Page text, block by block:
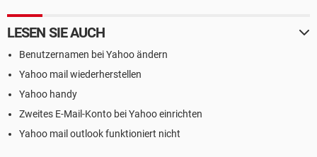
LESEN SIE AUCH
Benutzernamen bei Yahoo ändern
Yahoo mail wiederherstellen
Yahoo handy
Zweites E-Mail-Konto bei Yahoo einrichten
Yahoo mail outlook funktioniert nicht